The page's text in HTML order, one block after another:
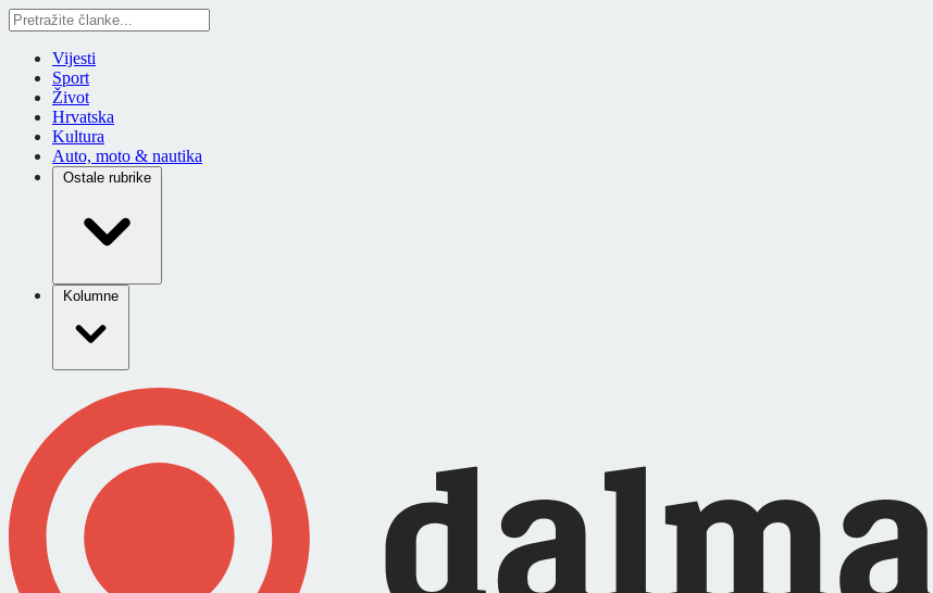
Vijesti
Sport
Život
Hrvatska
Kultura
Auto, moto & nautika
Ostale rubrike
Kolumne